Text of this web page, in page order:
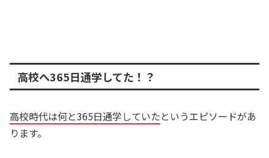
高校へ365日通学してた！？
高校時代は何と365日通学していたというエピソードがあ
ります。